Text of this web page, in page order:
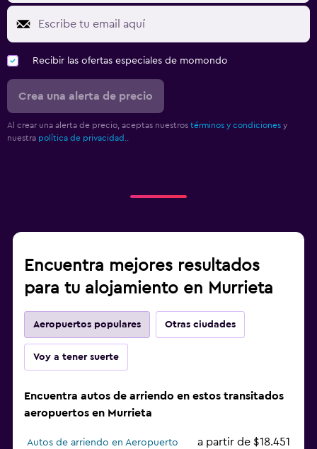
Recibir las ofertas especiales de momondo
Crea una alerta de precio
Al crear una alerta de precio, aceptas nuestros términos y condiciones y
nuestra política de privacidad..
Encuentra mejores resultados
para tu alojamiento en Murrieta
Aeropuertos populares Otras ciudades
Voy a tener suerte
Encuentra autos de arriendo en estos transitados
aeropuertos en Murrieta
Autos de arriendo en Aeropuerto
a partir de $18.451